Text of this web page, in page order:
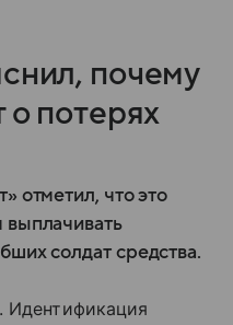
почему
о потерях
отметил, что это
солдат средства.